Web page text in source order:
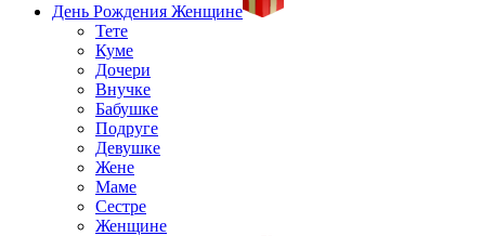
День Рождения Женщине
Тете
Куме
Дочери
Внучке
Бабушке
Подруге
Девушке
Жене
Маме
Сестре
Женщине